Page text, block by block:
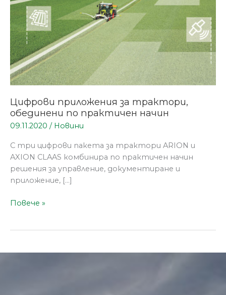
Цифрови приложения за трактори,
обединени по практичен начин
09.11.2020 / Новини
С три цифрови пакета за трактори ARION и
AXION CLAAS комбинира по практичен начин
решения за управление, документиране и
приложениe, […]
начин
Повече »